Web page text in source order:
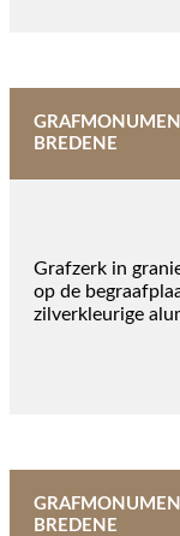
BREDENE
Grafzerk in
op de
zilverkleurige
BREDENE